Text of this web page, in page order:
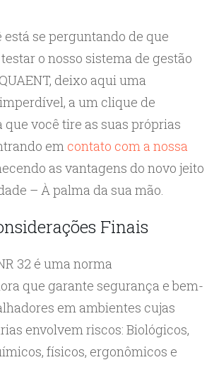
está se perguntando de que
o nosso sistema de gestão
deixo aqui uma
a um clique de
que você tire as suas próprias
em contato com a nossa
as vantagens do novo jeito
– À palma da sua mão.
Finais
32 é uma norma
que garante segurança e bem-
em ambientes cujas
envolvem riscos: Biológicos,
físicos, ergonômicos e